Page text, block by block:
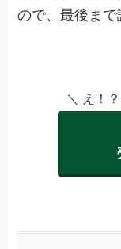
ので、最後まで
＼ え！